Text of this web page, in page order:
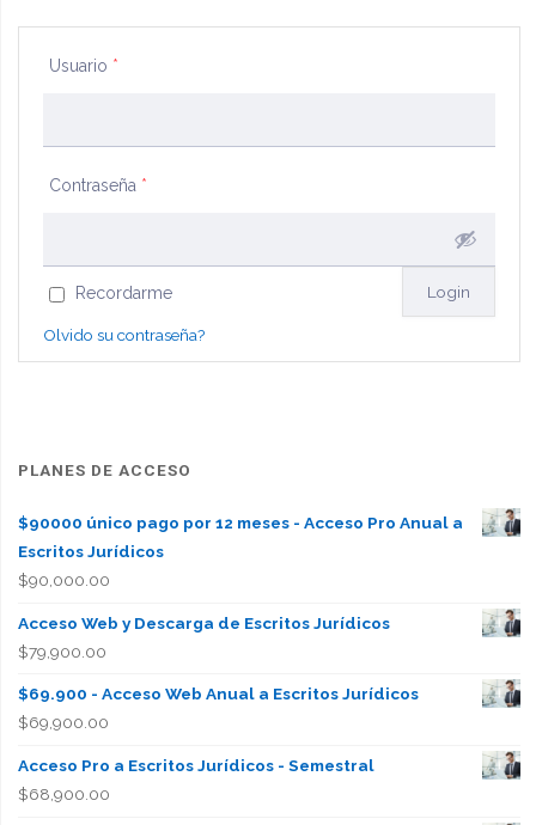
Usuario *
Contraseña *
Recordarme
Olvido su contraseña?
PLANES DE ACCESO
$90000 único pago por 12 meses - Acceso Pro Anual a
Escritos Jurídicos
$90,000.00
Acceso Web y Descarga de Escritos Jurídicos
$79,900.00
$69.900 - Acceso Web Anual a Escritos Jurídicos
$69,900.00
Acceso Pro a Escritos Jurídicos - Semestral
$68,900.00